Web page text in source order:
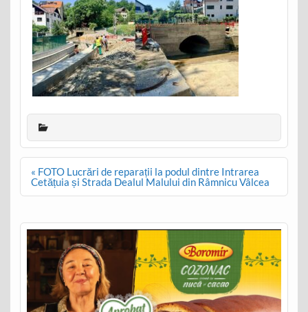
Post
navigation
« FOTO Lucrări de reparații la podul dintre Intrarea
Cetățuia și Strada Dealul Malului din Râmnicu Vâlcea